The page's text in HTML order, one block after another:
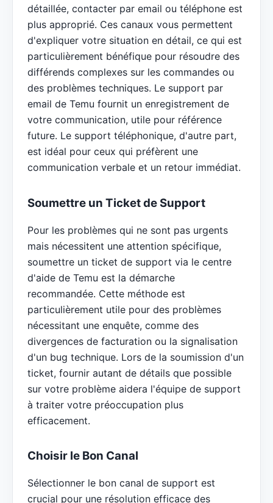
détaillée, contacter par email ou téléphone est
plus approprié. Ces canaux vous permettent
d'expliquer votre situation en détail, ce qui est
particulièrement bénéfique pour résoudre des
différends complexes sur les commandes ou
des problèmes techniques. Le support par
email de Temu fournit un enregistrement de
votre communication, utile pour référence
future. Le support téléphonique, d'autre part,
est idéal pour ceux qui préfèrent une
communication verbale et un retour immédiat.
Soumettre un Ticket de Support
Pour les problèmes qui ne sont pas urgents
mais nécessitent une attention spécifique,
soumettre un ticket de support via le centre
d'aide de Temu est la démarche
recommandée. Cette méthode est
particulièrement utile pour des problèmes
nécessitant une enquête, comme des
divergences de facturation ou la signalisation
d'un bug technique. Lors de la soumission d'un
ticket, fournir autant de détails que possible
sur votre problème aidera l'équipe de support
à traiter votre préoccupation plus
efficacement.
Choisir le Bon Canal
Sélectionner le bon canal de support est
crucial pour une résolution efficace des